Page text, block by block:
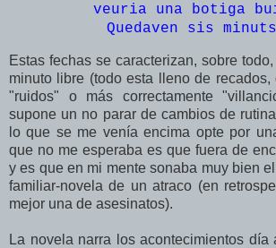
veuria una botiga
Quedaven sis
Estas fechas se caracterizan, sobre
minuto libre (todo esta lleno de recados,
"ruidos" o más correctamente
supone un no parar de cambios de
lo que se me venía encima opte por
que no me esperaba es que fuera de
y es que en mi mente sonaba muy bien
familiar-novela de un atraco (en
mejor una de asesinatos).
La novela narra los acontecimientos